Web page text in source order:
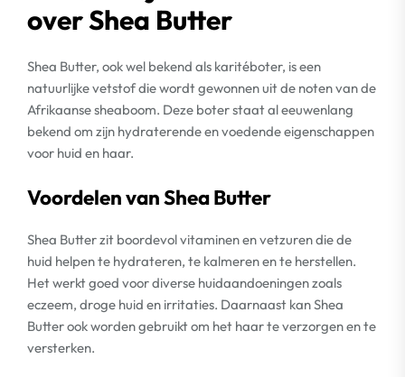
over Shea Butter
Shea Butter, ook wel bekend als karitéboter, is een
natuurlijke vetstof die wordt gewonnen uit de noten van de
Afrikaanse sheaboom. Deze boter staat al eeuwenlang
bekend om zijn hydraterende en voedende eigenschappen
voor huid en haar.
Voordelen van Shea Butter
Shea Butter zit boordevol vitaminen en vetzuren die de
huid helpen te hydrateren, te kalmeren en te herstellen.
Het werkt goed voor diverse huidaandoeningen zoals
eczeem, droge huid en irritaties. Daarnaast kan Shea
Butter ook worden gebruikt om het haar te verzorgen en te
versterken.